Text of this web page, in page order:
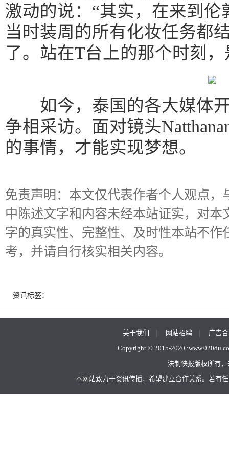
激动的说：“其实，在来到
当时装周的所有化妆任务都
了。站在T台上的那个时刻
如今，泰国的各大媒体开
争相采访。面对镜头
的事情，才能实现梦想。
免责声明：本文仅代表作者个人观点
中陈述文字和内容未经本站证实，对
字的真实性、完整性、及时性本站不
考，并请自行核实相关内容。
资讯标签：
关于我们 | 网站招聘| 广告
Copyright © 2015-2020 :
法制快报版权所有
本网站致力于资讯传播，希望建立合作关系。若有